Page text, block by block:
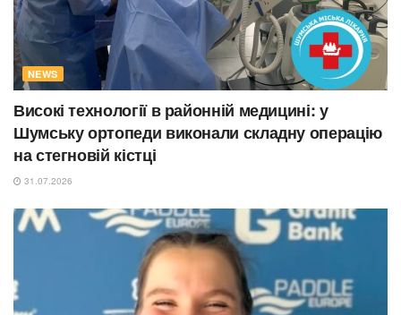
NEWS
Високі технології в районній медицині: у
Шумську ортопеди виконали складну операцію
на стегновій кістці
31.07.2026